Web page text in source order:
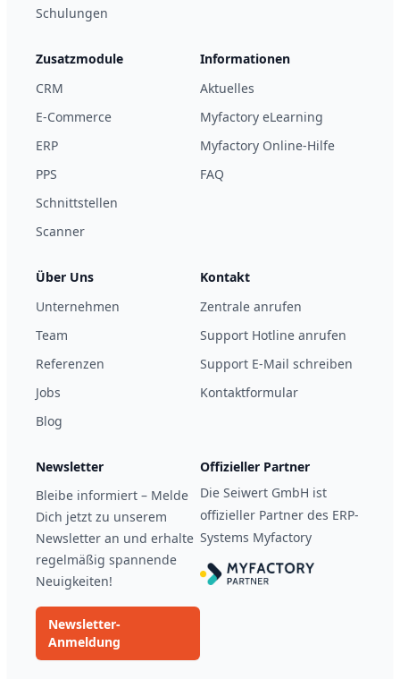
Schulungen
Zusatzmodule
CRM
E-Commerce
ERP
PPS
Schnittstellen
Scanner
Informationen
Aktuelles
Myfactory eLearning
Myfactory Online-Hilfe
FAQ
Über Uns
Unternehmen
Team
Referenzen
Jobs
Blog
Kontakt
Zentrale anrufen
Support Hotline anrufen
Support E-Mail schreiben
Kontaktformular
Newsletter
Bleibe informiert – Melde
Dich jetzt zu unserem
Newsletter an und erhalte
regelmäßig spannende
Neuigkeiten!
Newsletter-
Anmeldung
Offizieller Partner
Die Seiwert GmbH ist
offizieller Partner des ERP-
Systems Myfactory